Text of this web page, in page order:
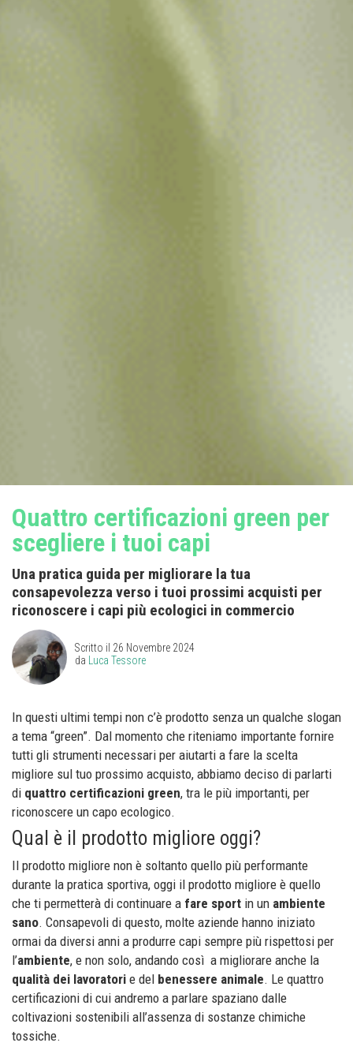
Quattro certificazioni green per
scegliere i tuoi capi
Una pratica guida per migliorare la tua
consapevolezza verso i tuoi prossimi acquisti per
riconoscere i capi più ecologici in commercio
Scritto il 26 Novembre 2024
da
Luca Tessore
In questi ultimi tempi non c’è prodotto senza un qualche slogan
a tema “green”. Dal momento che riteniamo importante fornire
tutti gli strumenti necessari per aiutarti a fare la scelta
migliore sul tuo prossimo acquisto, abbiamo deciso di parlarti
di quattro certificazioni green, tra le più importanti, per
riconoscere un capo ecologico.
Qual è il prodotto migliore oggi?
Il prodotto migliore non è soltanto quello più performante
durante la pratica sportiva, oggi il prodotto migliore è quello
che ti permetterà di continuare a fare sport in un ambiente
sano. Consapevoli di questo, molte aziende hanno iniziato
ormai da diversi anni a produrre capi sempre più rispettosi per
l’ambiente, e non solo, andando così a migliorare anche la
qualità dei lavoratori e del benessere animale. Le quattro
certificazioni di cui andremo a parlare spaziano dalle
coltivazioni sostenibili all’assenza di sostanze chimiche
tossiche.